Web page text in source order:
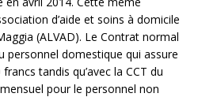
d’aide et soins à domicile
(ALVAD). Le Contrat normal
personnel domestique qui assure
tandis qu’avec la CCT du
pour le personnel non